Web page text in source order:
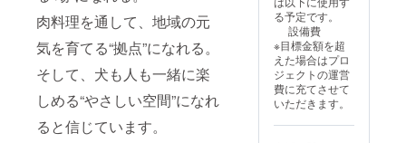
肉料理を通して、地域の元
気を育てる“拠点”になれる。
そして、犬も人も一緒に楽
しめる“やさしい空間”になれ
ると信じています。
•「また
ワン友
と来ま
す」 地
元応
援・地
域愛向
サイト
料金の
割引は
めった
にない
ので、
この機
会をお
見逃し
広々
ドッグ
フリー
サイト
で、愛
犬との
びのび
過ごせ
ます ・
ます ・
ご家族
やご友
人との
時間に
ぴった
り ・お
釣りは
出ませ
フ会、
グルー
プキャ
ンプ、
ワン
ちゃん
仲間と
の集ま
りな
る予定です。
設備費
※目標金額を超
えた場合はプロ
ジェクトの運営
費に充てさせて
いただきます。